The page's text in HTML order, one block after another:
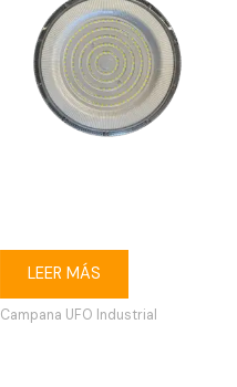
LEER MÁS
Campana UFO Industrial